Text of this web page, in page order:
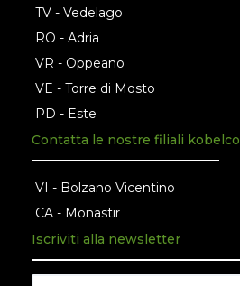
TV - Vedelago
RO - Adria
VR - Oppeano
VE - Torre di Mosto
PD - Este
Contatta le nostre filiali kobelco
VI - Bolzano Vicentino
CA - Monastir
Iscriviti alla newsletter